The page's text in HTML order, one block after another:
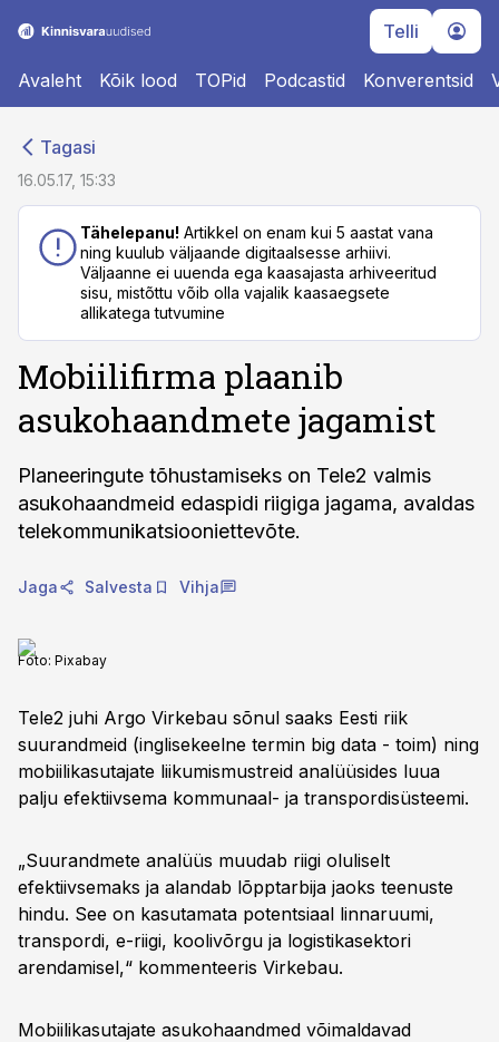
Telli
Avaleht Kõik lood TOPid Podcastid Konverentsid
Tagasi
16.05.17, 15:33
Tähelepanu! Artikkel on enam kui 5 aastat vana
ning kuulub väljaande digitaalsesse arhiivi.
Väljaanne ei uuenda ega kaasajasta arhiveeritud
sisu, mistõttu võib olla vajalik kaasaegsete
allikatega tutvumine
Mobiilifirma plaanib
asukohaandmete jagamist
Planeeringute tõhustamiseks on Tele2 valmis
asukohaandmeid edaspidi riigiga jagama, avaldas
telekommunikatsiooniettevõte.
Jaga Salvesta Vihja
Foto: Pixabay
Tele2 juhi Argo Virkebau sõnul saaks Eesti riik
suurandmeid (inglisekeelne termin big data - toim) ning
mobiilikasutajate liikumismustreid analüüsides luua
palju efektiivsema kommunaal- ja transpordisüsteemi.
„Suurandmete analüüs muudab riigi oluliselt
efektiivsemaks ja alandab lõpptarbija jaoks teenuste
hindu. See on kasutamata potentsiaal linnaruumi,
transpordi, e-riigi, koolivõrgu ja logistikasektori
arendamisel,“ kommenteeris Virkebau.
Mobiilikasutajate asukohaandmed võimaldavad